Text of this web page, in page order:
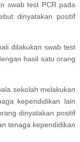
swab test PCR pada
dinyatakan positif
dilakukan swab test
hasil satu orang
sekolah melakukan
kependidikan lain
dinyatakan positif
tenaga kependidikan